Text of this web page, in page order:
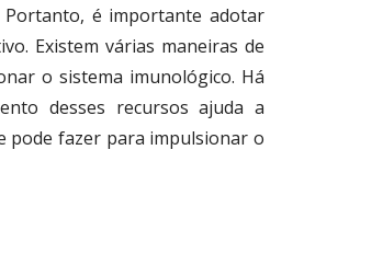
é importante adotar
Existem várias maneiras de
o sistema imunológico. Há
desses recursos ajuda a
pode fazer para impulsionar o